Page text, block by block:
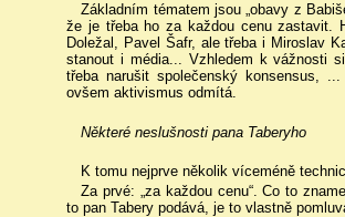
Základním tématem jsou „obavy z
že je třeba ho za každou cenu zastavit.
Doležal, Pavel Šafr, ale třeba i Miroslav
stanout i média... Vzhledem k vážnosti
třeba narušit společenský konsensus,
ovšem aktivismus odmítá.
Některé neslušnosti pana Taberyho
K tomu nejprve několik víceméně
Za prvé: „za každou cenu“. Co to
to pan Tabery podává, je to vlastně